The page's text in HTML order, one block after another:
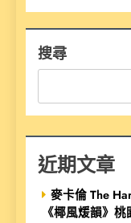
搜尋
近期文章
麥卡倫 The
《椰風煖韻》